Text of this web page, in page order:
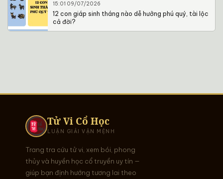
15:01 09/07/2026
12 con giáp sinh tháng nào dễ hưởng phú quý, tài lộc
cả đời?
Tử Vi Cổ Học
LUẬN GIẢI VẬN MỆNH
Trang tra cứu tử vi, xem bói, phong
thủy và huyền học cổ truyền uy tín —
giúp bạn định hướng tương lai theo